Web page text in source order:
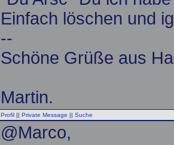
Einfach löschen und
--
Schöne Grüße aus
Martin.
Profil || Private Message || Suche
@Marco,